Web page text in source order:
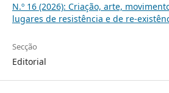
N.º 16 (2026): Criação, arte,
lugares de resistência e de re-
Secção
Editorial